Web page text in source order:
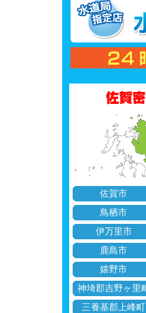
佐賀市
鳥栖市
伊万里市
鹿島市
嬉野市
神埼郡吉野ヶ里
三養基郡上峰町